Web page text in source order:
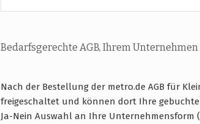
Bedarfsgerechte AGB, Ihrem
Nach der Bestellung der metro.de AGB für
freigeschaltet und können dort Ihre
Ja-Nein Auswahl an Ihre